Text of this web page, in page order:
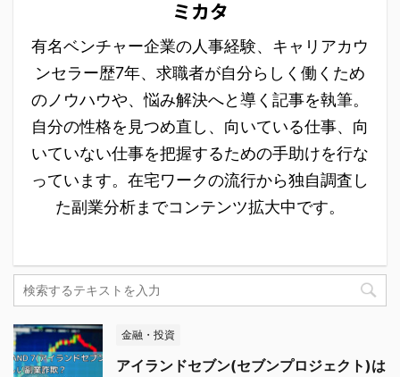
ミカタ
有名ベンチャー企業の人事経験、キャリアカウ
ンセラー歴7年、求職者が自分らしく働くため
のノウハウや、悩み解決へと導く記事を執筆。
自分の性格を見つめ直し、向いている仕事、向
いていない仕事を把握するための手助けを行な
っています。在宅ワークの流行から独自調査し
た副業分析までコンテンツ拡大中です。
金融・投資
アイランドセブン(セブンプロジェクト)は